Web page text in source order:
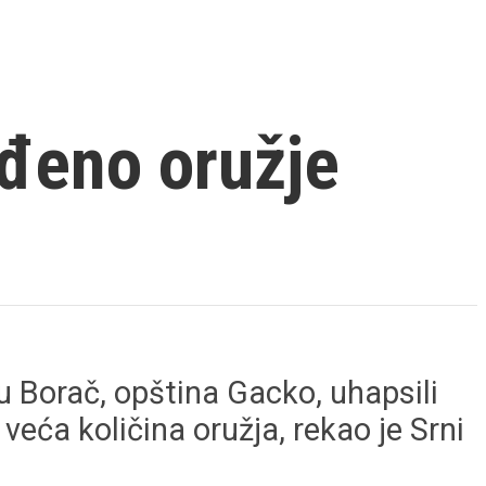
oružje
Borač, opština Gacko, uhapsili
količina oružja, rekao je Srni